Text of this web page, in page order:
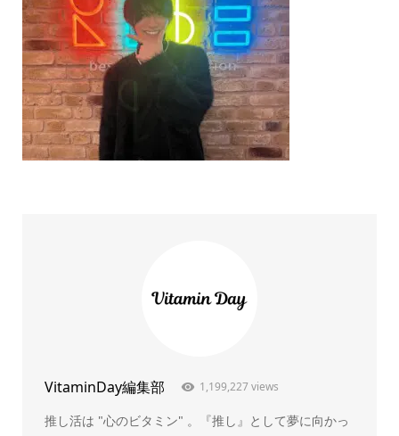
VitaminDay編集部 1,199,227 views
推し活は "心のビタミン" 。『推し』として夢に向かっ